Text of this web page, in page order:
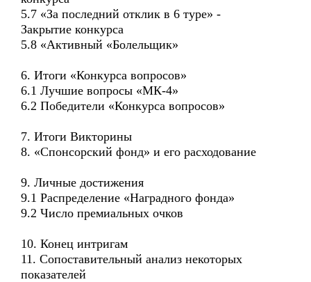
5.7 «За последний отклик в 6 туре» -
Закрытие конкурса
5.8 «Активный «Болельщик»
6. Итоги «Конкурса вопросов»
6.1 Лучшие вопросы «МК-4»
6.2 Победители «Конкурса вопросов»
7. Итоги Викторины
8. «Спонсорский фонд» и его расходование
9. Личные достижения
9.1 Распределение «Наградного фонда»
9.2 Число премиальных очков
10. Конец интригам
11. Сопоставительный анализ некоторых
показателей